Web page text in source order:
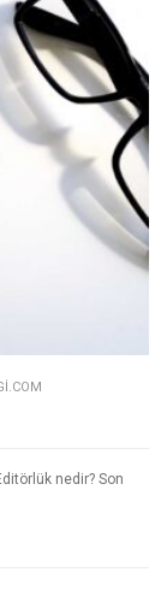
nedir? Son